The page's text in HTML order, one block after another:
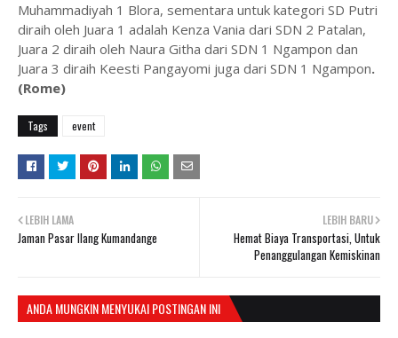
Muhammadiyah 1 Blora, sementara untuk kategori SD Putri
diraih oleh Juara 1 adalah Kenza Vania dari SDN 2 Patalan,
Juara 2 diraih oleh Naura Githa dari SDN 1 Ngampon dan
Juara 3 diraih Keesti Pangayomi juga dari SDN 1 Ngampon.
(Rome)
Tags event
LEBIH BARU
Hemat Biaya Transportasi, Untuk
Penanggulangan Kemiskinan
LEBIH LAMA
Jaman Pasar Ilang Kumandange
ANDA MUNGKIN MENYUKAI POSTINGAN INI